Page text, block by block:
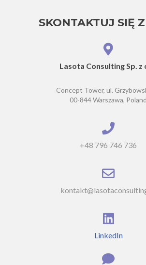
SKONTAKTUJ SIĘ
Lasota Consulting Sp. z
Concept Tower, ul.
00-844 Warszawa, Poland
+48 796 746 736
LinkedIn